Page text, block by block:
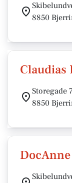
8850
Storegade
8850
DocAnne